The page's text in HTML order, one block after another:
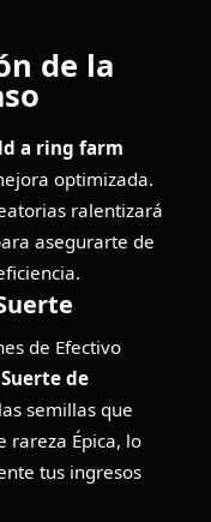
de la
a ring farm
optimizada.
ralentizará
asegurarte de
de Efectivo
de
semillas que
rareza Épica, lo
tus ingresos